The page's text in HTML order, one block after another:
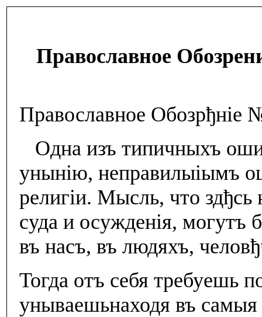
Православное
Православное
Одна изъ типичныхъ
унынiю, неправилыiымъ
религiи. Мысль, что здђсь
суда и осужденiя, могутъ
въ насъ, въ людяхъ,
Тогда отъ себя требуешь
унываешьнаходя въ